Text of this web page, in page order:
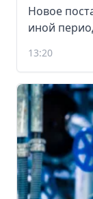
Новое
иной
13:20